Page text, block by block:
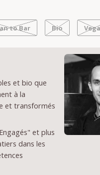
to Bar Bio
et bio que
à la
et transformés
et plus
dans les